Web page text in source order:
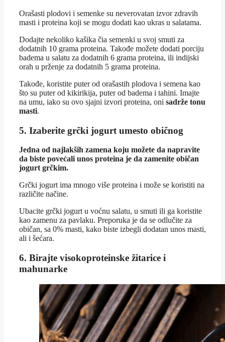
Orašasti plodovi i semenke su neverovatan izvor zdravih
masti i proteina koji se mogu dodati kao ukras u salatama.
Dodajte nekoliko kašika čia semenki u svoj smuti za
dodatnih 10 grama proteina. Takođe možete dodati porciju
badema u salatu za dodatnih 6 grama proteina, ili indijski
orah u prženje za dodatnih 5 grama proteina.
Takođe, koristite puter od orašastih plodova i semena kao
što su puter od kikirikija, puter od badema i tahini. Imajte
na umu, iako su ovo sjajni izvori proteina, oni sadrže tonu
masti.
5. Izaberite grčki jogurt umesto običnog
Jedna od najlakših zamena koju možete da napravite
da biste povećali unos proteina je da zamenite običan
jogurt grčkim.
Grčki jogurt ima mnogo više proteina i može se koristiti na
različite načine.
Ubacite grčki jogurt u voćnu salatu, u smuti ili ga koristite
kao zamenu za pavlaku. Preporuka je da se odlučite za
običan, sa 0% masti, kako biste izbegli dodatan unos masti,
ali i šećara.
6. Birajte visokoproteinske žitarice i
mahunarke